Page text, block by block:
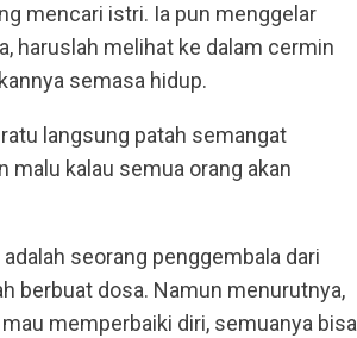
mencari istri. Ia pun menggelar
haruslah melihat ke dalam cermin
semasa hidup.
langsung patah semangat
kalau semua orang akan
seorang penggembala dari
berbuat dosa. Namun menurutnya,
memperbaiki diri, semuanya bisa